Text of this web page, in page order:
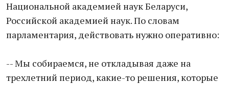
Национальной академией наук Беларуси,
Российской академией наук. По словам
парламентария, действовать нужно оперативно:
-- Мы собираемся, не откладывая даже на
трехлетний период, какие-то решения, которые